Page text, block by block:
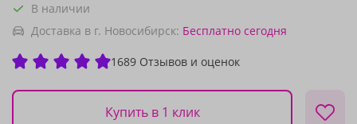
В наличии
Доставка в г. Новосибирск: Бесплатно сегодня
1689 Отзывов и оценок
Купить в 1 клик